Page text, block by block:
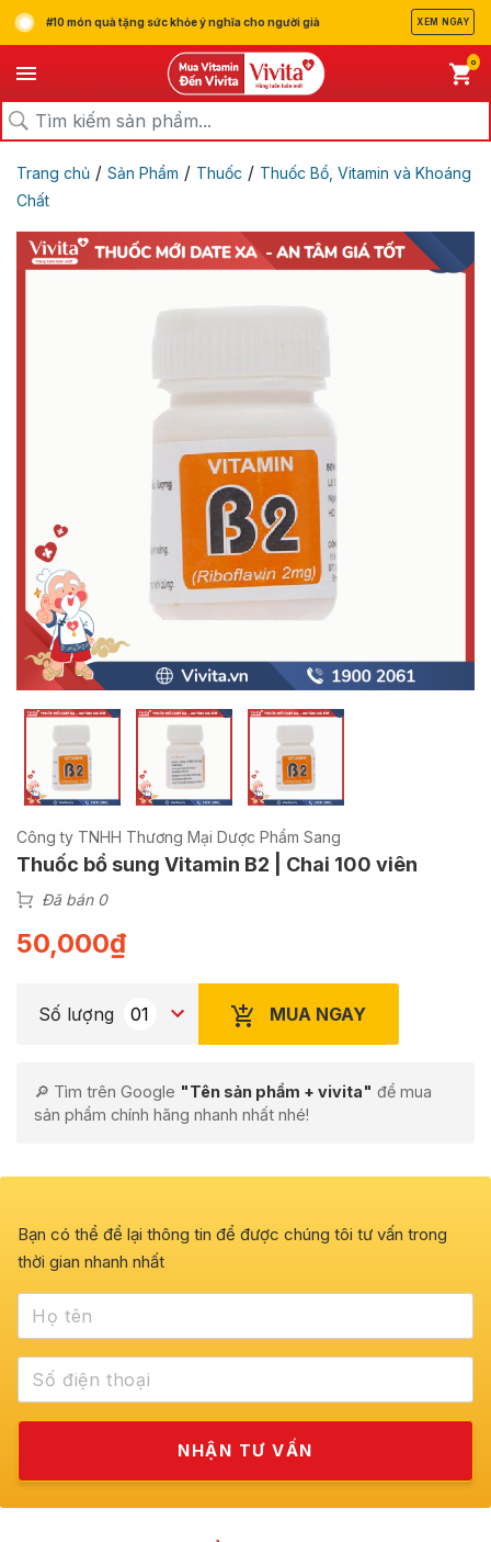
#10 món quà tặng sức khỏe ý nghĩa cho người già XEM NGAY
0
Trang chủ / Sản Phẩm / Thuốc / Thuốc Bổ, Vitamin và Khoáng
Chất
Công ty TNHH Thương Mại Dược Phẩm Sang
Thuốc bổ sung Vitamin B2 | Chai 100 viên
Đã bán 0
50,000₫
Số lượng MUA NGAY
🔎 Tìm trên Google "Tên sản phẩm + vivita" để mua
sản phẩm chính hãng nhanh nhất nhé!
Bạn có thể để lại thông tin để được chúng tôi tư vấn trong
thời gian nhanh nhất